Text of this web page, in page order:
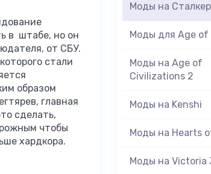
в штабе, но он
от СБУ.
стали
образом
главная
сделать,
чтобы
хардкора.
Моды на Cталкер
Моды для Age of
Моды на Age of
Civilizations 2
Моды на Kenshi
Моды на Hearts
Моды на Victoria